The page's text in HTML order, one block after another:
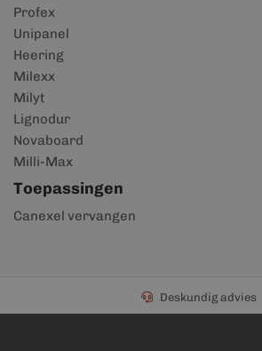
Profex
Unipanel
Heering
Milexx
Milyt
Lignodur
Novaboard
Milli-Max
Toepassingen
Canexel vervangen
Deskundig advies